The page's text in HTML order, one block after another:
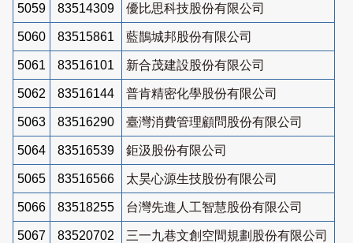
5059 83514309 優比思科技股份有限公司
5060 83515861 藍鵲城邦股份有限公司
5061 83516101 新合茂建設股份有限公司
5062 83516144 普肯精密化學股份有限公司
5063 83516290 臺灣消費管理顧問股份有限公司
5064 83516539 鉅汲股份有限公司
5065 83516566 太昊心源生技股份有限公司
5066 83518255 台灣先進人工智慧股份有限公司
5067 83520702 三一九巷文創空間規劃股份有限公司